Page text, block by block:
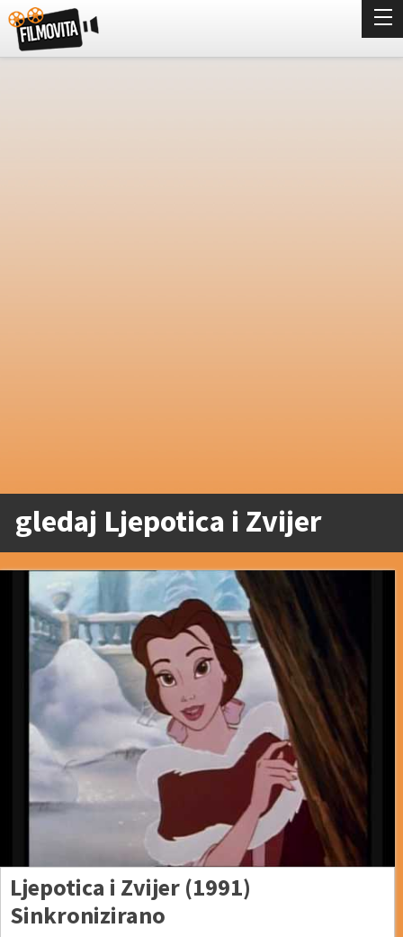
gledaj Ljepotica i Zvijer
Ljepotica i Zvijer (1991)
Sinkronizirano